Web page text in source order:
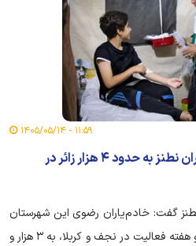
۱۱:۵۹ - ۱۴۰۵/۰۵/۱۴
خدمت‌رسانی درمانی خادم‌یاران نطنز به حدود ۴ هزار زائر در
گفت: خادم‌یاران رضوی این شهرستان
با حضور در عتبات‌عالیات طی دو هفته فعالیت در نجف و کربلا، به ۳ هزار و